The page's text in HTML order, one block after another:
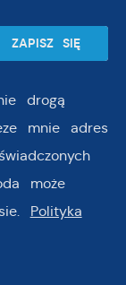
drogą
mnie adres
może
Polityka